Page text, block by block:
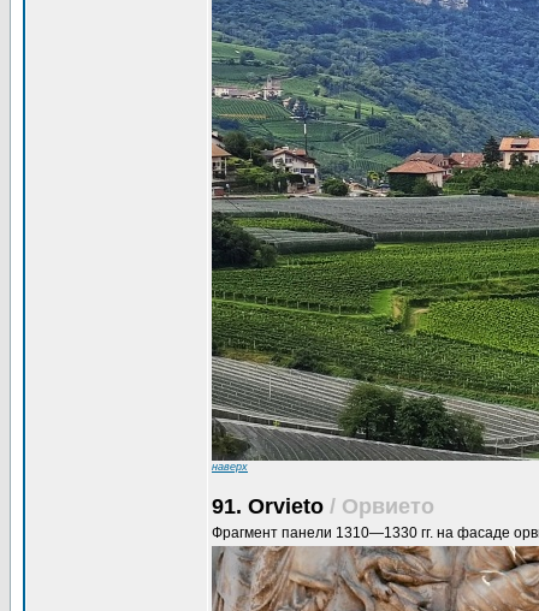
наверх
91. Orvieto / Орвието
Фрагмент панели 1310—1330 гг. на фасаде